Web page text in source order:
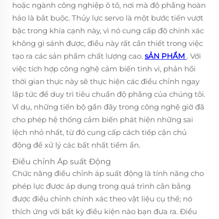
hoặc ngành công nghiệp ô tô, nơi mà độ phẳng hoàn
hảo là bắt buộc. Thủy lực servo là một bước tiến vượt
bậc trong khía cạnh này, vì nó cung cấp độ chính xác
không gì sánh được, điều này rất cần thiết trong việc
tạo ra các sản phẩm chất lượng cao. sẢN PHẨM . Với
việc tích hợp công nghệ cảm biến tinh vi, phản hồi
thời gian thực này sẽ thực hiện các điều chỉnh ngay
lập tức để duy trì tiêu chuẩn độ phẳng của chúng tôi.
Ví dụ, những tiến bộ gần đây trong công nghệ giờ đã
cho phép hệ thống cảm biến phát hiện những sai
lệch nhỏ nhất, từ đó cung cấp cách tiếp cận chủ
động để xử lý các bất nhất tiềm ẩn.
Điều chỉnh Áp suất Động
Chức năng điều chỉnh áp suất động là tính năng cho
phép lực được áp dụng trong quá trình cân bằng
được điều chỉnh chính xác theo vật liệu cụ thể; nó
thích ứng với bất kỳ điều kiện nào bạn đưa ra. Điều